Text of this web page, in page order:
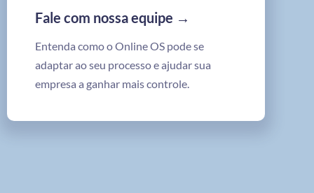
Fale com nossa equipe →
Entenda como o Online OS pode se
adaptar ao seu processo e ajudar sua
empresa a ganhar mais controle.